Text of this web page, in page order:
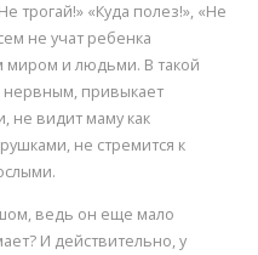
трогай!» «Куда полез!», «Не
не учат ребенка
миром и людьми. В такой
привыкает
не видит маму как
не стремится к
ведь он еще мало
И действительно, у